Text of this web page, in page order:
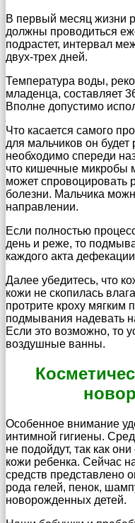
В первый месяц жизни
должны проводиться
подрастет, интервал
двух-трех дней.
Температура воды,
младенца, составляет
Вполне допустимо
Что касается самого
для мальчиков он
необходимо спереди
что кишечные микробы
может
болезни. Мальчика
направлении.
Если полностью
день и реже, то
каждого акта
Далее убедитесь, что
кожи не скопилась
протрите кроху мягким
подмывания надевать
Если это возможно, то
воздушные ванны.
Особенное внимание
интимной гигиены.
не подойдут, так как
кожи ребенка. Сейчас
средств представлено
рода гелей, пенок,
новорожденных детей.